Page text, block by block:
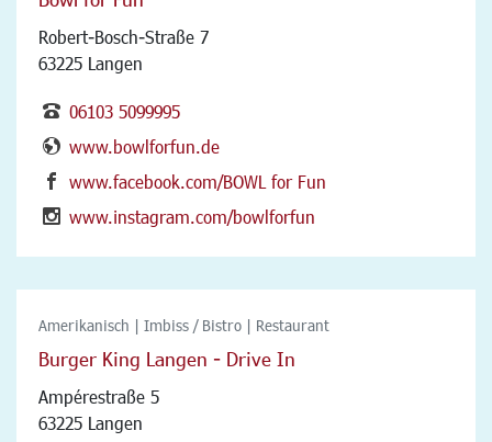
Robert-Bosch-Straße 7
63225 Langen
06103 5099995
www.bowlforfun.de
www.facebook.com/BOWL for Fun
www.instagram.com/bowlforfun
Amerikanisch | Imbiss / Bistro | Restaurant
Burger King Langen - Drive In
Ampérestraße 5
63225 Langen